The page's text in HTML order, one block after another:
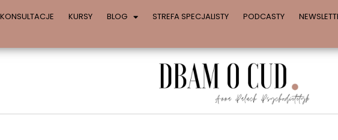
KONSULTACJE KURSY BLOG STREFA SPECJALISTY PODCASTY